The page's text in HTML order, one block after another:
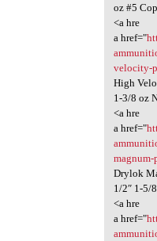
oz #5
<a hre
a href="
velocity-
High
1-3/8 oz
<a hre
a href="
magnum-
Drylok
1/2″ 1-5/
<a hre
a href="